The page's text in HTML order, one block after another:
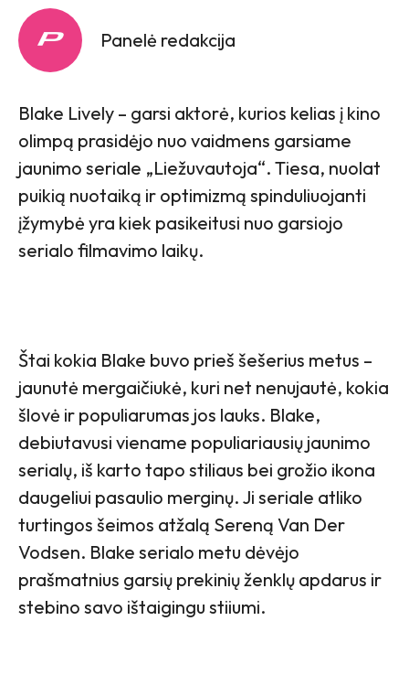
Panelė redakcija
Blake Lively – garsi aktorė, kurios kelias į kino
olimpą prasidėjo nuo vaidmens garsiame
jaunimo seriale „Liežuvautoja“. Tiesa, nuolat
puikią nuotaiką ir optimizmą spinduliuojanti
įžymybė yra kiek pasikeitusi nuo garsiojo
serialo filmavimo laikų.
Štai kokia Blake buvo prieš šešerius metus –
jaunutė mergaičiukė, kuri net nenujautė, kokia
šlovė ir populiarumas jos lauks. Blake,
debiutavusi viename populiariausių jaunimo
serialų, iš karto tapo stiliaus bei grožio ikona
daugeliui pasaulio merginų. Ji seriale atliko
turtingos šeimos atžalą Sereną Van Der
Vodsen. Blake serialo metu dėvėjo
prašmatnius garsių prekinių ženklų apdarus ir
stebino savo ištaigingu stiiumi.